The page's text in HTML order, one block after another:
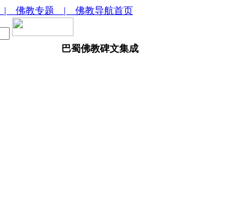
| 佛教专题 | 佛教导航首页
巴蜀佛教碑文集成